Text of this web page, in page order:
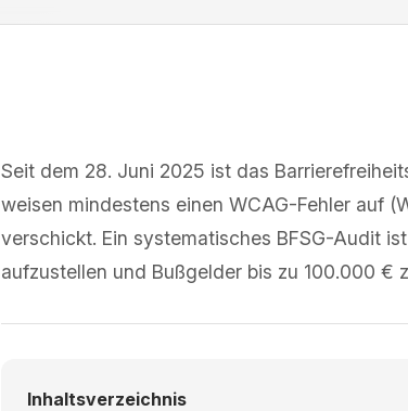
Seit dem 28. Juni 2025 ist das
weisen mindestens einen WCAG-Fehler auf
verschickt. Ein systematisches BFSG-Audit
aufzustellen und Bußgelder bis zu 100.000 €
Inhaltsverzeichnis